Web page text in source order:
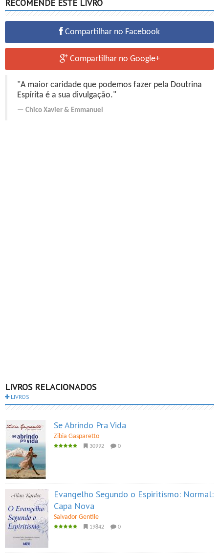
RECOMENDE ESTE LIVRO
Compartilhar no Facebook
Compartilhar no Google+
"A maior caridade que podemos fazer pela Doutrina
Espírita é a sua divulgação."
Chico Xavier & Emmanuel
LIVROS RELACIONADOS
LIVROS
Se Abrindo Pra Vida
Zibia Gasparetto
30992 0
Evangelho Segundo o Espiritismo: Normal:
Capa Nova
Salvador Gentile
19842 0